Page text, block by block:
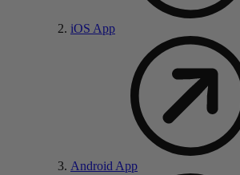
iOS App
Android App